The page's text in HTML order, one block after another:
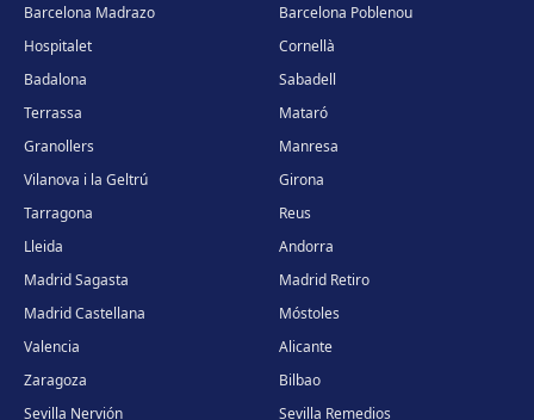
Barcelona Madrazo
Barcelona Poblenou
Hospitalet
Cornellà
Badalona
Sabadell
Terrassa
Mataró
Granollers
Manresa
Vilanova i la Geltrú
Girona
Tarragona
Reus
Lleida
Andorra
Madrid Sagasta
Madrid Retiro
Madrid Castellana
Móstoles
Valencia
Alicante
Zaragoza
Bilbao
Sevilla Nervión
Sevilla Remedios